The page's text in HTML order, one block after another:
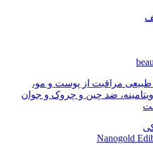
مراقبت از پوست و مو،
ضد چین و چروک و جوان